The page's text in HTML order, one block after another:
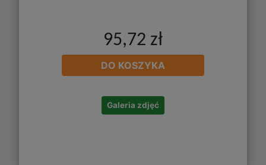
95,72 zł
DO KOSZYKA
Galeria zdjęć